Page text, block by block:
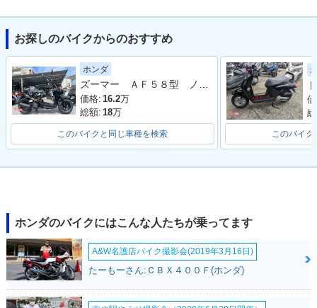
お探しのバイクからのおすすめ
ホンダ
価格: 16.2万
総額: 18万
このバイクと同じ車種を検索 このバイク
ホンダのバイクにはこんな人たちが乗ってます
A&W名護店バイク撮影会(2019年3月16日)
たーもーさん:ＣＢＸ４００Ｆ(ホンダ)